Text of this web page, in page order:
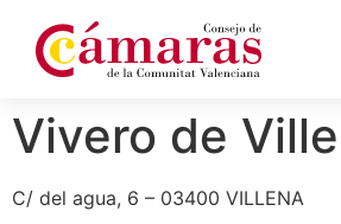
Vivero de
C/ del agua, 6 – 03400 VILLENA